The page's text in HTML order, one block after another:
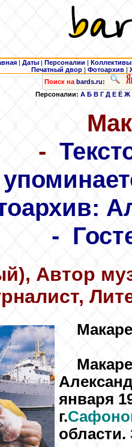
| Даты | Персоналии | Коллективы
Печатный двор |Фотоархив |
Поиск на bards.ru:
Персоналии: А Б В Г Д Е Ё Ж
-
-
Автор
января
г.
области.